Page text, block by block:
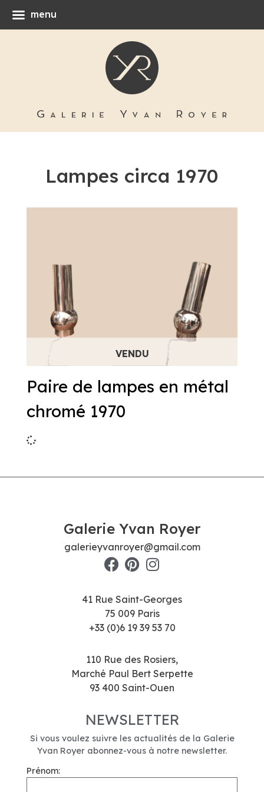
Lampes circa 1970
Paire de lampes en métal
chromé 1970
Galerie Yvan Royer
galerieyvanroyer@gmail.com
41 Rue Saint-Georges
75 009 Paris
+33 (0)6 19 39 53 70
110 Rue des Rosiers,
Marché Paul Bert Serpette
93 400 Saint-Ouen
NEWSLETTER
Si vous voulez suivre les actualités de la Galerie
Yvan Royer abonnez-vous à notre newsletter.
Prénom:
menu